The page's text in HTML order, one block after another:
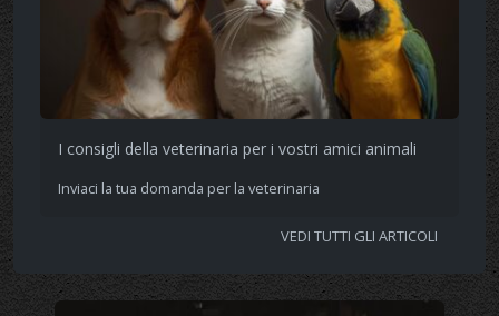
I consigli della veterinaria per i vostri amici animali
Inviaci la tua domanda per la veterinaria
VEDI TUTTI GLI ARTICOLI